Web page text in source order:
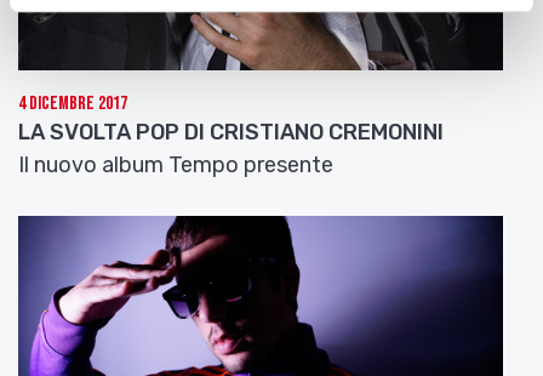
4 Dicembre 2017
LA SVOLTA POP DI CRISTIANO CREMONINI
Il nuovo album Tempo presente